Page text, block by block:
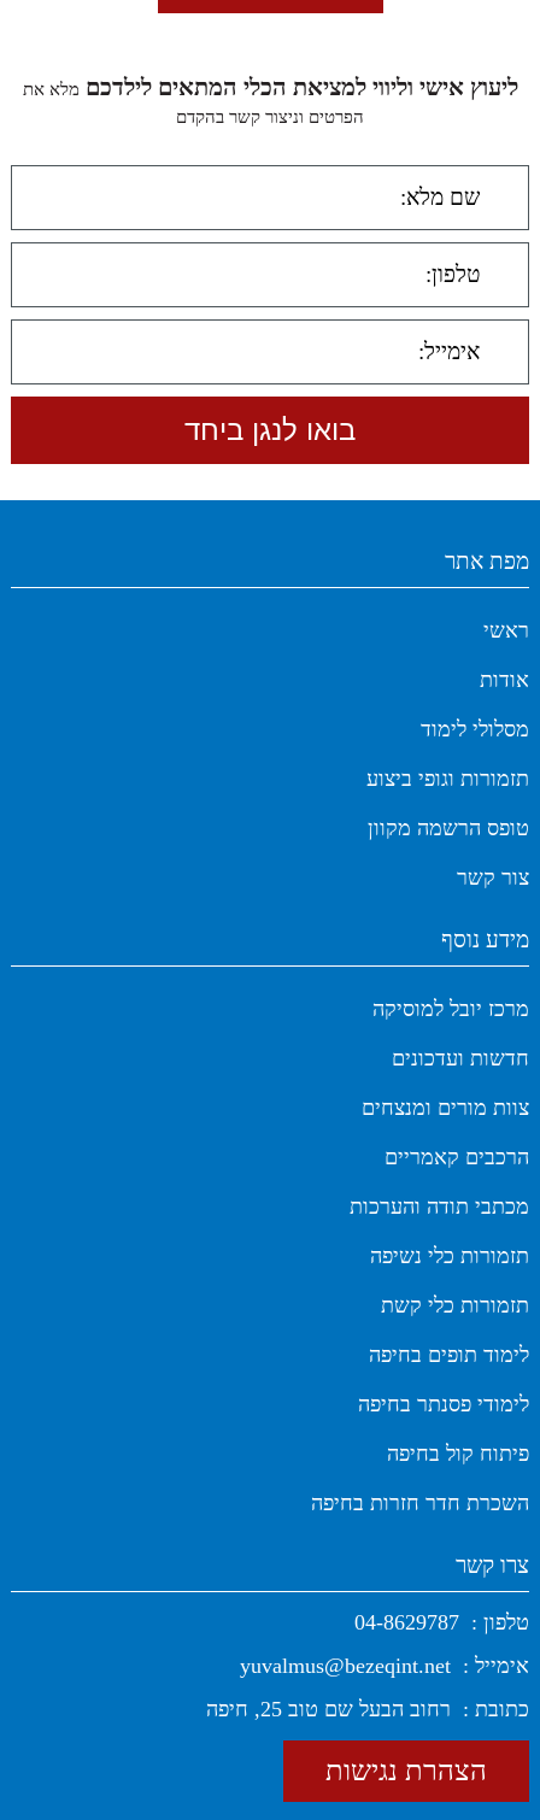
ליעוץ אישי וליווי למציאת הכלי המתאים לילדכם מלא את
הפרטים וניצור קשר בהקדם
מפת אתר
ראשי
אודות
מסלולי לימוד
תזמורות וגופי ביצוע
טופס הרשמה מקוון
צור קשר
מידע נוסף
מרכז יובל למוסיקה
חדשות ועדכונים
צוות מורים ומנצחים
הרכבים קאמריים
מכתבי תודה והערכות
תזמורות כלי נשיפה
תזמורות כלי קשת
לימוד תופים בחיפה
לימודי פסנתר בחיפה
פיתוח קול בחיפה
השכרת חדר חזרות בחיפה
צרו קשר
טלפון : 04-8629787
אימייל : yuvalmus@bezeqint.net
כתובת : רחוב הבעל שם טוב 25, חיפה
הצהרת נגישות